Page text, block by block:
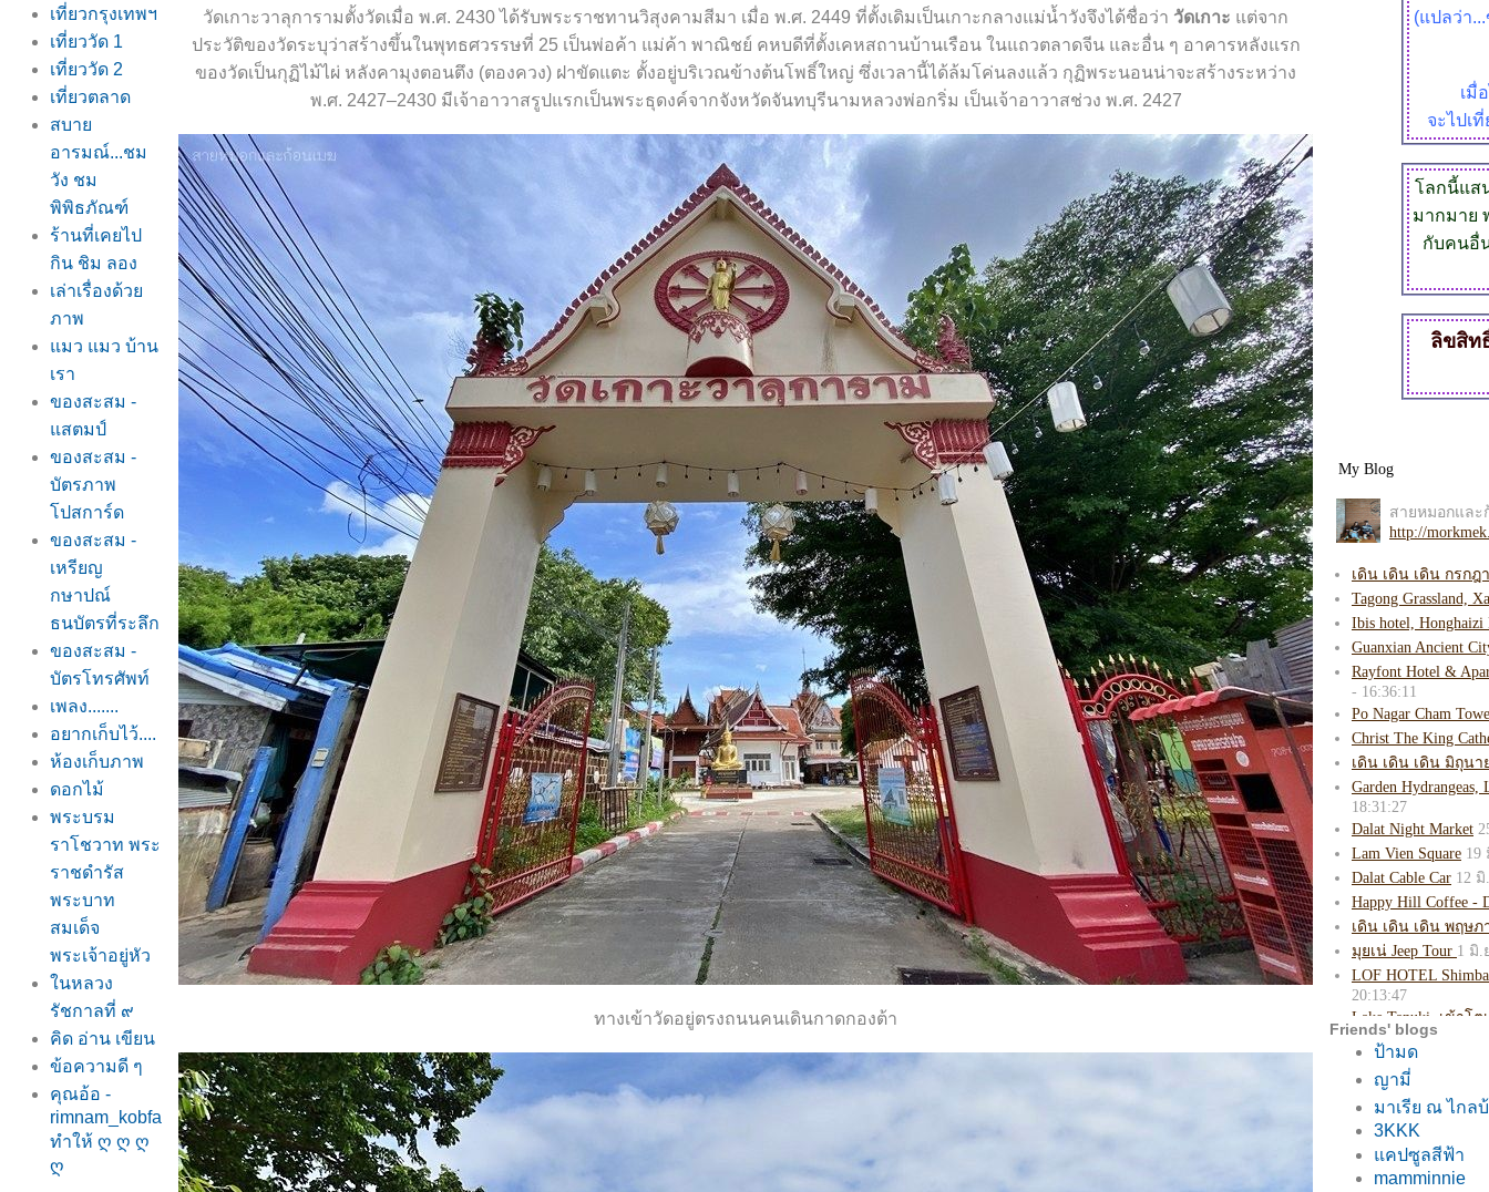
เที่ยวกรุงเทพฯ
เที่ยววัด 1
เที่ยววัด 2
เที่ยวตลาด
สบา
อารมณ์...ชม
วัง ชม
พิพิธภัณฑ์
ร้านที่เคยไป
กิน ชิม ลอง
เล่าเรื่องด้ว
ภาพ
มว แมว บ้าน
เรา
ของสะสม -
สตมป์
ของสะสม -
บัตรภาพ
ปสการ์ด
ของสะสม -
เหรียญ
กษาปณ์
ธนบัตรที่ระลึก
ของสะสม -
บัตรโทรศัพท์
เพลง.......
อยากเก็บไว้....
ห้องเก็บภาพ
ดอกไม้
พระบรม
ราโชวาท พระ
ราชดำรัส
พระบาท
สมเด็จ
พระเจ้าอยู่หัว
นหลวง
รัชกาลที่ ๙
คิด อ่าน เขียน
ข้อความดี ๆ
คุณอ้อ -
rimnam_kobfa
ทำให้ ღ ღ ღ
ღ
วัดเกาะวาลุการามตั้งวัดเมื่อ พ.ศ. 2430 ได้รับพระราชทานวิสุงคามสีมา เมื่อ พ.ศ. 2449 ที่ตั้งเดิมเป็นเกาะกลางแม่น้ำวังจึงได้ชื่อว่า วัดเกาะ ต่จาก
ประวัติของวัดระบุว่าสร้างขึ้นในพุทธศวรรษที่ 25 เป็นพ่อค้า แม่ค้า พาณิชย์ คหบดีที่ตั้งเคหสถานบ้านเรือน ในแถวตลาดจีน และอื่น ๆ อาคารหลังแรก
ของวัดเป็นกุฏิไม้ไผ่ หลังคามุงตอนตึง (ตองควง) ฝาขัดแตะ ตั้งอยู่บริเวณข้างต้นโพธิ์ใหญ่ ซึ่งเวลานี้ได้ล้มโค่นลงแล้ว กุฏิพระนอนน่าจะสร้างระหว่าง
พ.ศ. 2427–2430 มีเจ้าอาวาสรูปแรกเป็นพระธุดงค์จากจังหวัดจันทบุรีนามหลวงพ่อกริ่ม เป็นเจ้าอาวาสช่วง พ.ศ. 2427
ทางเข้าวัดอยู่ตรงถนนคนเดินกาดกองต้า
(แปลว่า
เมื่
จะไปเ
ลกนี้แสน
มากมาย
กับคนอื่
ลิขสิท
Friends' blogs
ป้ามด
ญามี่
มาเรีย ณ ไกล
3KKK
คปซูลสีฟ้า
mamminnie